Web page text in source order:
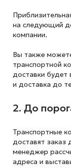
на следующий
компании.
Вы также
транспортной
доставки будет
и доставка до
2. До
Транспортные
доставят заказ
менеджер
адреса и